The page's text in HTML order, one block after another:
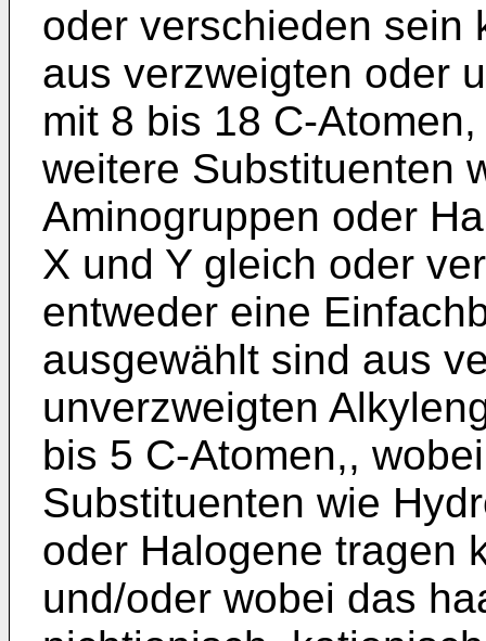
oder verschieden sein
aus verzweigten oder
mit 8 bis 18 C-
weitere Substituenten
Aminogruppen oder
X und Y gleich oder
entweder eine
ausgewählt sind aus
unverzweigten
bis 5 C-Atomen,,
Substituenten wie
oder Halogene tragen
und/oder wobei das